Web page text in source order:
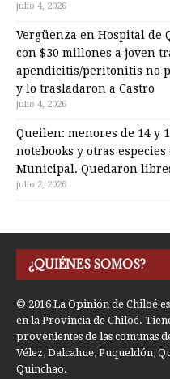
julio 4, 2026
Vergüenza en Hospital
con $30 millones a joven
apendicitis/peritonitis no
y lo trasladaron a Castro
julio 4, 2026
Queilen: menores de 14 y
notebooks y otras
Municipal. Quedaron
julio 2, 2026
¿QUIÉNES SOMOS?
© 2016 La Opinión de Chiloé
en la Provincia de Chiloé.
provenientes de las comunas
Vélez, Dalcahue, Puqueldón,
Quinchao.